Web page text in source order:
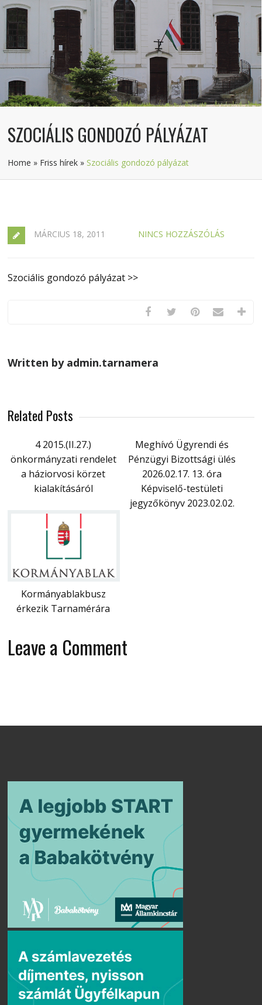
SZOCIÁLIS GONDOZÓ PÁLYÁZAT
Home » Friss hírek » Szociális gondozó pályázat
MÁRCIUS 18, 2011 NINCS HOZZÁSZÓLÁS
Szociális gondozó pályázat >>
Written by admin.tarnamera
Related Posts
4 2015.(II.27.)
önkormányzati rendelet
a háziorvosi körzet
kialakításáról
Meghívó Ügyrendi és
Pénzügyi Bizottsági ülés
2026.02.17. 13. óra
Képviselő-testületi
jegyzőkönyv 2023.02.02.
Kormányablakbusz
érkezik Tarnamérára
Leave a Comment